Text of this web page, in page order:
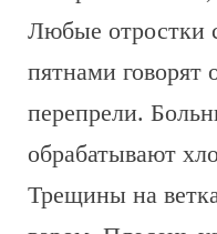
Любые отростки
пятнами говорят
перепрели.
обрабатывают
Трещины на